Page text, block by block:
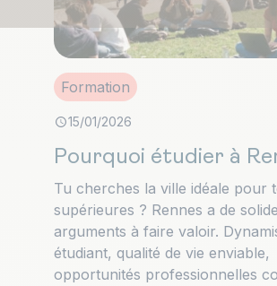
Formation
15/01/2026
Pourquoi étudier à
Tu cherches la ville idéale pour
supérieures ? Rennes a de
arguments à faire valoir.
étudiant, qualité de vie enviable,
opportunités professionnelles